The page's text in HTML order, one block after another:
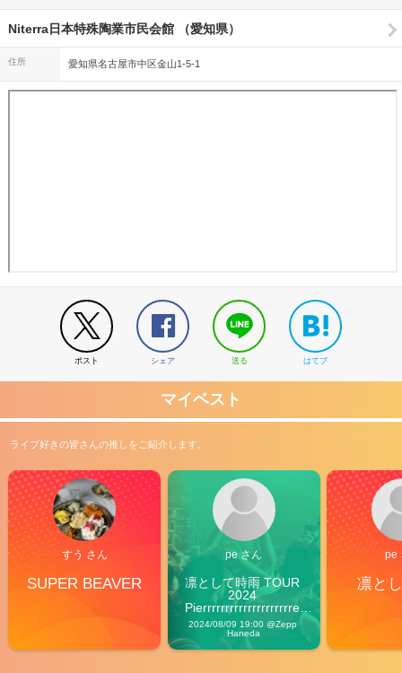
Niterra日本特殊陶業市民会館 （愛知県）
住所 愛知県名古屋市中区金山1-5-1
ポスト シェア 送る はてブ
マイベスト
ライブ好きの皆さんの推しをご紹介します。
すう さん
SUPER BEAVER
pe さん
凛として時雨 TOUR
2024
Pierrrrrrrrrrrrrrrrrrrre
Vibes
2024/08/09 19:00 @Zepp
Haneda
pe
凛と